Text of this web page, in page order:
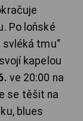
Po loňské
svléká tmu“
kapelou
ve 20:00 na
se těšit na
blues